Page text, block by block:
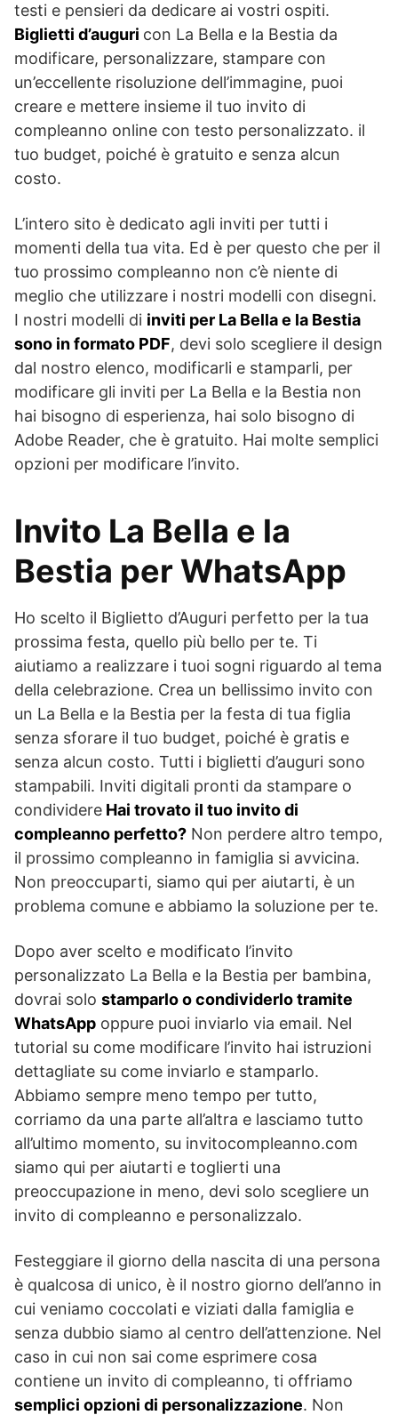
testi e pensieri da dedicare ai vostri ospiti.
Biglietti d’auguri con La Bella e la Bestia da
modificare, personalizzare, stampare con
un’eccellente risoluzione dell’immagine, puoi
creare e mettere insieme il tuo invito di
compleanno online con testo personalizzato. il
tuo budget, poiché è gratuito e senza alcun
costo.
L’intero sito è dedicato agli inviti per tutti i
momenti della tua vita. Ed è per questo che per il
tuo prossimo compleanno non c’è niente di
meglio che utilizzare i nostri modelli con disegni.
I nostri modelli di inviti per La Bella e la Bestia
sono in formato PDF, devi solo scegliere il design
dal nostro elenco, modificarli e stamparli, per
modificare gli inviti per La Bella e la Bestia non
hai bisogno di esperienza, hai solo bisogno di
Adobe Reader, che è gratuito. Hai molte semplici
opzioni per modificare l’invito.
Invito La Bella e la
Bestia per WhatsApp
Ho scelto il Biglietto d’Auguri perfetto per la tua
prossima festa, quello più bello per te. Ti
aiutiamo a realizzare i tuoi sogni riguardo al tema
della celebrazione. Crea un bellissimo invito con
un La Bella e la Bestia per la festa di tua figlia
senza sforare il tuo budget, poiché è gratis e
senza alcun costo. Tutti i biglietti d’auguri sono
stampabili. Inviti digitali pronti da stampare o
condividere Hai trovato il tuo invito di
compleanno perfetto? Non perdere altro tempo,
il prossimo compleanno in famiglia si avvicina.
Non preoccuparti, siamo qui per aiutarti, è un
problema comune e abbiamo la soluzione per te.
Dopo aver scelto e modificato l’invito
personalizzato La Bella e la Bestia per bambina,
dovrai solo stamparlo o condividerlo tramite
WhatsApp oppure puoi inviarlo via email. Nel
tutorial su come modificare l’invito hai istruzioni
dettagliate su come inviarlo e stamparlo.
Abbiamo sempre meno tempo per tutto,
corriamo da una parte all’altra e lasciamo tutto
all’ultimo momento, su invitocompleanno.com
siamo qui per aiutarti e toglierti una
preoccupazione in meno, devi solo scegliere un
invito di compleanno e personalizzalo.
Festeggiare il giorno della nascita di una persona
è qualcosa di unico, è il nostro giorno dell’anno in
cui veniamo coccolati e viziati dalla famiglia e
senza dubbio siamo al centro dell’attenzione. Nel
caso in cui non sai come esprimere cosa
contiene un invito di compleanno, ti offriamo
semplici opzioni di personalizzazione. Non